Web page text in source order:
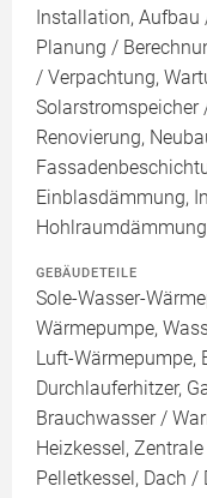
Installation, Aufbau
Planung /
/ Verpachtung,
Solarstromspeicher
Renovierung,
Einblasdämmung,
GEBÄUDETEILE
Sole-Wasser-
Wärmepumpe,
Luft-Wärmepumpe,
Durchlauferhitzer,
Brauchwasser /
Heizkessel,
Pelletkessel, Dach